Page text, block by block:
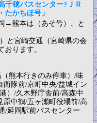
千穂バスセンター?ＪＲ
かちほ号」
→熊本は（あそ号）、と
と宮崎交通（宮崎県の会
ります。
熊本行きのみ停車）/味
衛隊前/京町中央/益城イン
）/久木野庁舎前/高森中
中鶴/五ヶ瀬町役場前/高
/延岡駅前バスセンター